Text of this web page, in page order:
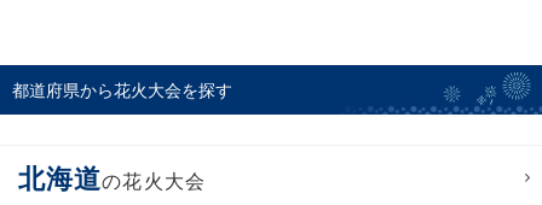
都道府県から花火大会を探す
北海道の花火大会